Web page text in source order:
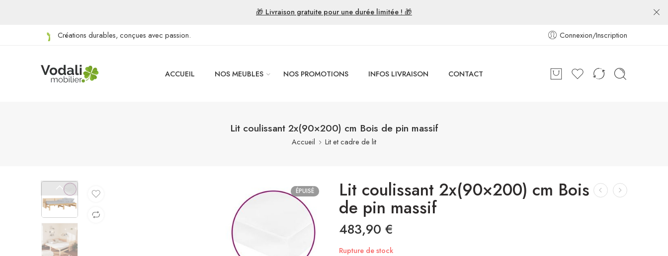
🎁 Livraison gratuite pour une durée limitée ! 🎁
Créations durables, conçues avec passion. Connexion/Inscription
ACCUEIL NOS MEUBLES NOS PROMOTIONS INFOS LIVRAISON CONTACT
Lit coulissant 2x(90×200) cm Bois de pin massif
Accueil Lit et cadre de lit
ÉPUISÉ Lit coulissant 2x(90×200) cm Bois
de pin massif
483,90 €
Rupture de stock